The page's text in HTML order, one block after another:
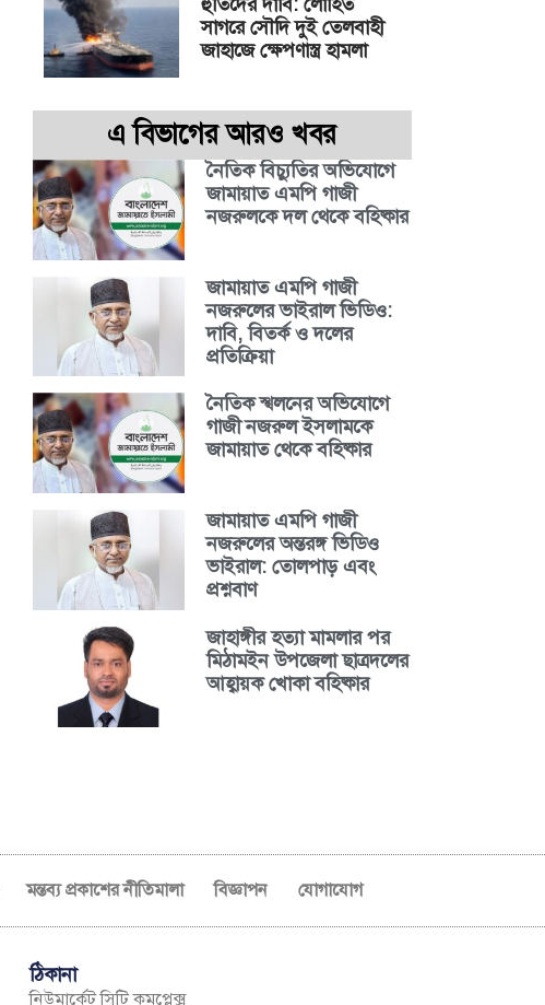
সাগরে সৌদি দুই তেলবাহী
জাহাজে ক্ষেপণাস্ত্র হামলা
এ বিভাগের আরও খবর
নৈতিক বিচ্যুতির অভিযোগে
জামায়াত এমপি গাজী
নজরুলকে দল থেকে বহিষ্কার
জামায়াত এমপি গাজী
নজরুলের ভাইরাল ভিডিও:
দাবি, বিতর্ক ও দলের
প্রতিক্রিয়া
নৈতিক স্খলনের অভিযোগে
গাজী নজরুল ইসলামকে
জামায়াত থেকে বহিষ্কার
জামায়াত এমপি গাজী
নজরুলের অন্তরঙ্গ ভিডিও
ভাইরাল: তোলপাড় এবং
প্রশ্নবাণ
জাহাঙ্গীর হত্যা মামলার পর
মিঠামইন উপজেলা ছাত্রদলের
আহ্বায়ক খোকা বহিষ্কার
মন্তব্য প্রকাশের নীতিমালা বিজ্ঞাপন যোগাযোগ
ঠিকানা
নিউমার্কেট সিটি কমপ্লেক্স